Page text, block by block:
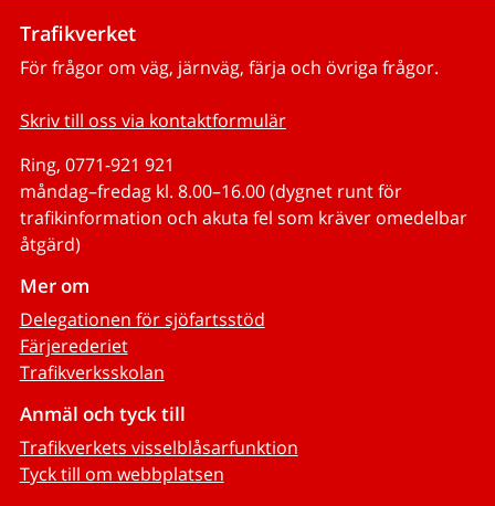
Trafikverket
För frågor om väg, järnväg, färja och övriga frågor.
Skriv till oss via kontaktformulär
Ring, 0771-921 921
måndag–fredag kl. 8.00–16.00 (dygnet runt för
trafikinformation och akuta fel som kräver omedelbar
åtgärd)
Mer om
Delegationen för sjöfartsstöd
Färjerederiet
Trafikverksskolan
Anmäl och tyck till
Trafikverkets visselblåsarfunktion
Tyck till om webbplatsen